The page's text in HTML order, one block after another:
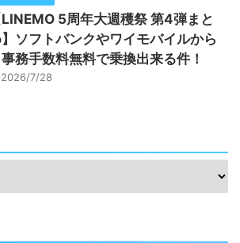
LINEMO 5周年大週穫祭 第4弾まと
ソフトバンクやワイモバイルから
事務手数料無料で乗換出来る件！
2026/7/28